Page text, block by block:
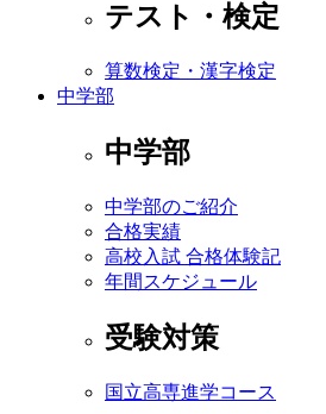
テスト・検定
算数検定・漢字検定
中学部
中学部
中学部のご紹介
合格実績
高校入試 合格体験記
年間スケジュール
受験対策
国立高専進学コース